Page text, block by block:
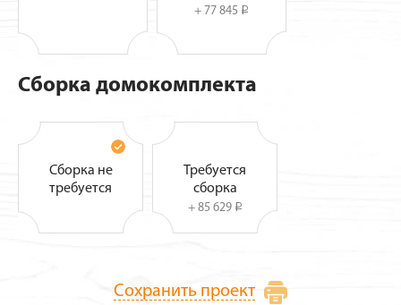
+ 77 845 i
Сборка домокомплекта
Сборка не
требуется
Требуется
сборка
+ 85 629 i
Сохранить проект